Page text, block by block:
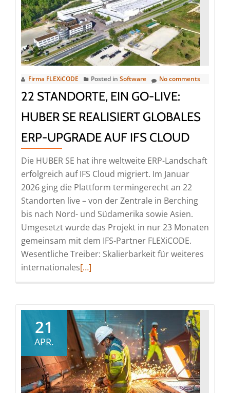
Uwe
Kutschenreiter
ist
neuer
Chief
Sales
Officer
bei
FLEXiCODE
Firma FLEXiCODE Posted in Software No comments
22 STANDORTE, EIN GO-LIVE:
HUBER SE REALISIERT GLOBALES
ERP-UPGRADE AUF IFS CLOUD
Die HUBER SE hat ihre weltweite ERP-Landschaft
erfolgreich auf IFS Cloud migriert. Im Januar
2026 ging die Plattform termingerecht an 22
Standorten live – von der Zentrale in Berching
bis nach Nord- und Südamerika sowie Asien.
Umgesetzt wurde das Projekt in nur 23 Monaten
gemeinsam mit dem IFS-Partner FLEXiCODE.
Wesentliche Treiber: Skalierbarkeit für weiteres
internationalesRead
Standorte,
ein
Go-
Live:
HUBER
SE
[…]
21
APR.